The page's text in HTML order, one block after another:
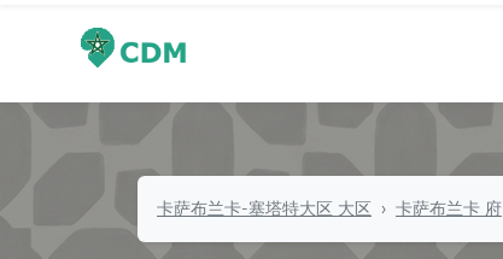
卡萨布兰卡-塞塔特大区 大区 卡萨布兰卡 府